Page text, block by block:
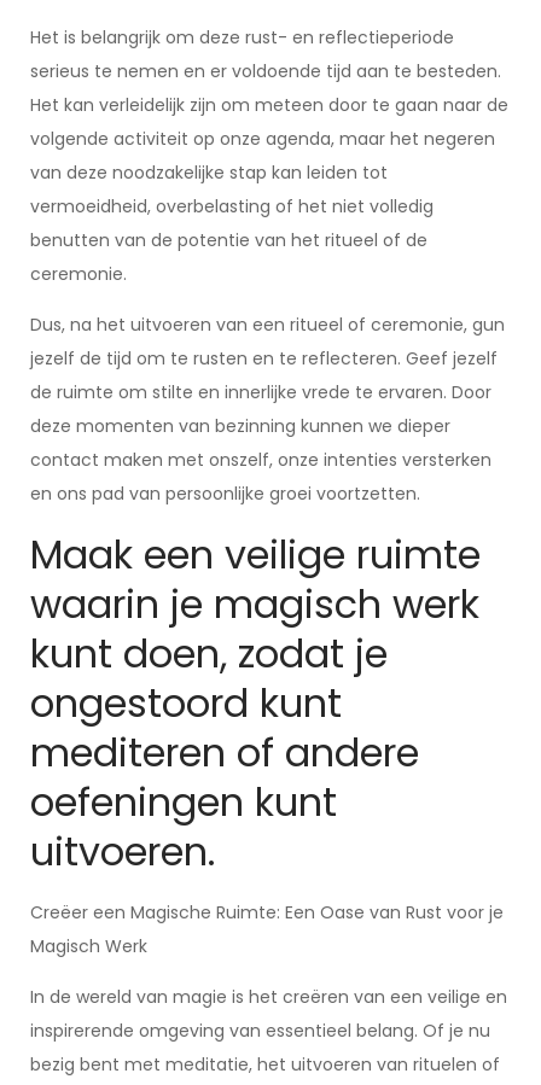
Het is belangrijk om deze rust- en reflectieperiode
serieus te nemen en er voldoende tijd aan te besteden.
Het kan verleidelijk zijn om meteen door te gaan naar de
volgende activiteit op onze agenda, maar het negeren
van deze noodzakelijke stap kan leiden tot
vermoeidheid, overbelasting of het niet volledig
benutten van de potentie van het ritueel of de
ceremonie.
Dus, na het uitvoeren van een ritueel of ceremonie, gun
jezelf de tijd om te rusten en te reflecteren. Geef jezelf
de ruimte om stilte en innerlijke vrede te ervaren. Door
deze momenten van bezinning kunnen we dieper
contact maken met onszelf, onze intenties versterken
en ons pad van persoonlijke groei voortzetten.
Maak een veilige ruimte
waarin je magisch werk
kunt doen, zodat je
ongestoord kunt
mediteren of andere
oefeningen kunt
uitvoeren.
Creëer een Magische Ruimte: Een Oase van Rust voor je
Magisch Werk
In de wereld van magie is het creëren van een veilige en
inspirerende omgeving van essentieel belang. Of je nu
bezig bent met meditatie, het uitvoeren van rituelen of